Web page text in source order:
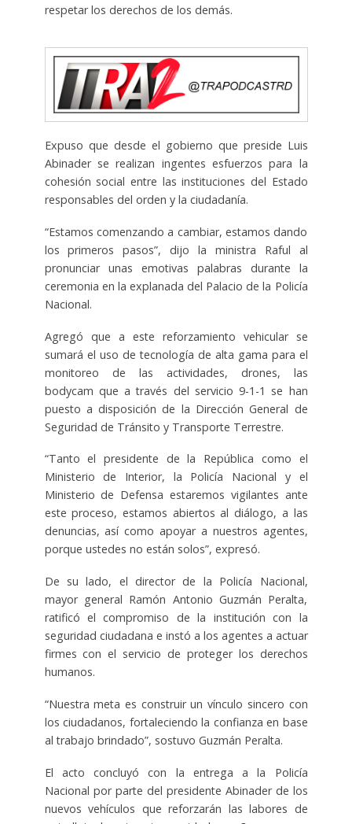
respetar los derechos de los demás.
Expuso que desde el gobierno que preside Luis
Abinader se realizan ingentes esfuerzos para la
cohesión social entre las instituciones del Estado
responsables del orden y la ciudadanía.
“Estamos comenzando a cambiar, estamos dando
los primeros pasos”, dijo la ministra Raful al
pronunciar unas emotivas palabras durante la
ceremonia en la explanada del Palacio de la Policía
Nacional.
Agregó que a este reforzamiento vehicular se
sumará el uso de tecnología de alta gama para el
monitoreo de las actividades, drones, las
bodycam que a través del servicio 9-1-1 se han
puesto a disposición de la Dirección General de
Seguridad de Tránsito y Transporte Terrestre.
“Tanto el presidente de la República como el
Ministerio de Interior, la Policía Nacional y el
Ministerio de Defensa estaremos vigilantes ante
este proceso, estamos abiertos al diálogo, a las
denuncias, así como apoyar a nuestros agentes,
porque ustedes no están solos”, expresó.
De su lado, el director de la Policía Nacional,
mayor general Ramón Antonio Guzmán Peralta,
ratificó el compromiso de la institución con la
seguridad ciudadana e instó a los agentes a actuar
firmes con el servicio de proteger los derechos
humanos.
“Nuestra meta es construir un vínculo sincero con
los ciudadanos, fortaleciendo la confianza en base
al trabajo brindado”, sostuvo Guzmán Peralta.
El acto concluyó con la entrega a la Policía
Nacional por parte del presidente Abinader de los
nuevos vehículos que reforzarán las labores de